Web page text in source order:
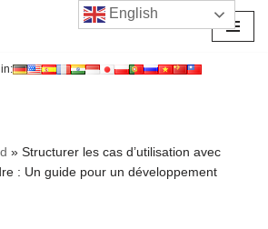
» Structurer les cas d’utilisation avec
: Un guide pour un développement
English